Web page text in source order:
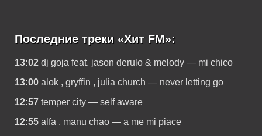
Последние треки «Хит FM»:
13:02 dj goja feat. jason derulo & melody — mi chico
13:00 alok , gryffin , julia church — never letting go
12:57 temper city — self aware
12:55 alfa , manu chao — a me mi piace